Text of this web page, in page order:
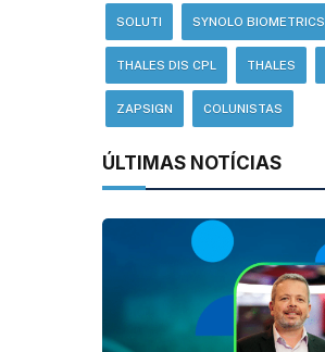
SOLUTI SYNOLO BIOMETRICS
THALES DIS CPL THALES
ZAPSIGN COLUNISTAS
ÚLTIMAS NOTÍCIAS